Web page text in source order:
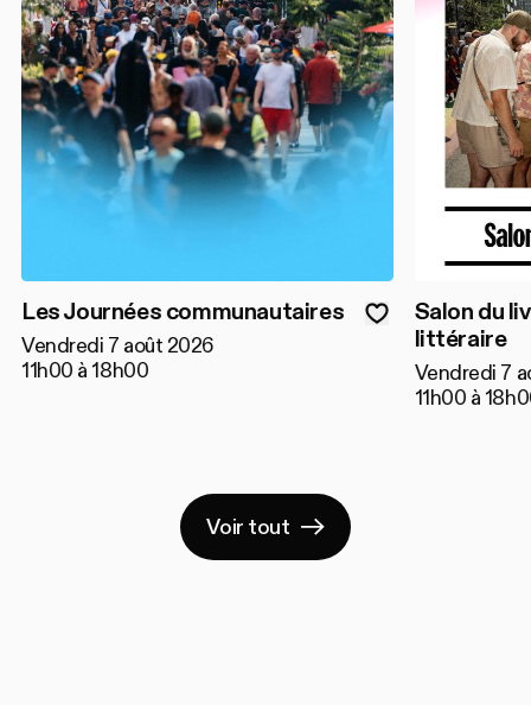
Les Journées communautaires
Vendredi 7 août 2026
11h00 à 18h00
Salon du
littéraire
Vendredi 7
11h00 à
Voir tout